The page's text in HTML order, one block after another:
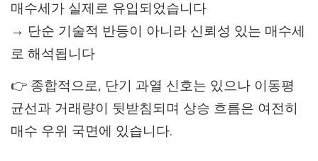
매수세가 실제로 유입되었습니다
→ 단순 기술적 반등이 아니라 신뢰성 있는 매수세
로 해석됩니다
👉 종합적으로, 단기 과열 신호는 있으나 이동평
균선과 거래량이 뒷받침되며 상승 흐름은 여전히
매수 우위 국면에 있습니다.